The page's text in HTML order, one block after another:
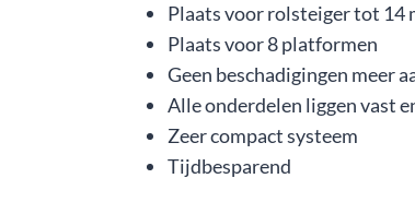
Plaats voor rolsteiger tot 14
Plaats voor 8 platformen
Geen beschadigingen meer
Alle onderdelen liggen vast
Zeer compact systeem
Tijdbesparend